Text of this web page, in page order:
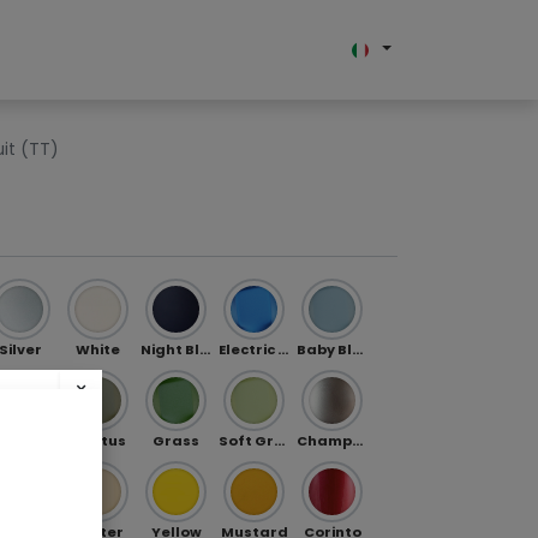
(TT)
Silver White Night Blue Electric Blue Baby Blue
Cactus Grass Soft Green Champagne
Butter Yellow Mustard Corinto
×